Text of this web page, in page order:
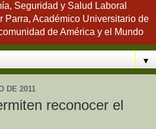
Seguridad y Salud Laboral
Parra, Académico Universitario de
de América y el Mundo
▼
DE 2011
reconocer el